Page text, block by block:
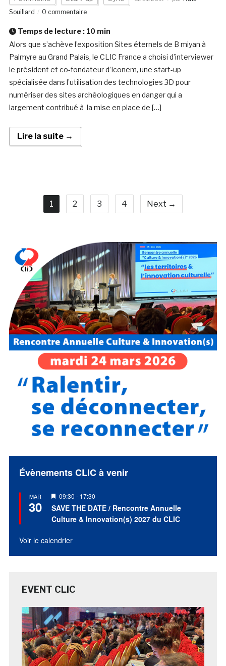
Souillard
0 commentaire
Temps de lecture : 10 min
Alors que s’achève l’exposition Sites éternels de B miyan à
Palmyre au Grand Palais, le CLIC France a choisi d’interviewer
le président et co-fondateur d’Iconem, une start-up
spécialisée dans l’utilisation des technologies 3D pour
numériser des sites archéologiques en danger qui a
largement contribué à la mise en place de […]
Lire la suite →
1 2 3 4 Next →
Évènements CLIC à venir
MAR
30
Mis
en
avant
09:30 - 17:30
SAVE THE DATE / Rencontre Annuelle
Culture & Innovation(s) 2027 du CLIC
Voir le calendrier
EVENT CLIC